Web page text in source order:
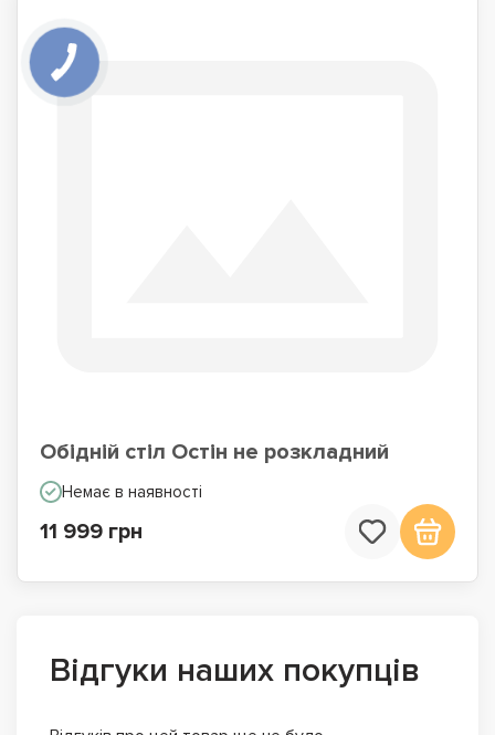
Обідній стіл Остін не розкладний
Немає в наявності
11 999 грн
Відгуки наших покупців